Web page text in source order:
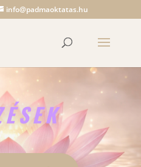
info@padmaoktatas.hu